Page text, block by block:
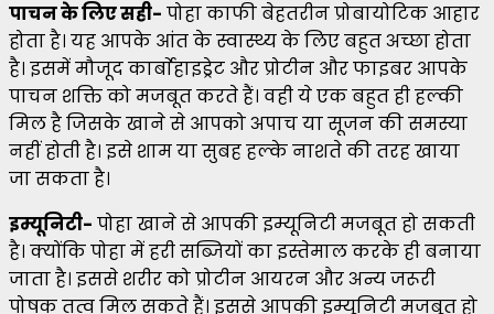
पाचन के लिए सही- पोहा काफी बेहतरीन प्रोबायोटिक आहार
होता है। यह आपके आंत के स्वास्थ्य के लिए बहुत अच्छा होता
है। इसमें मौजूद कार्बाेहाइड्रेट और प्रोटीन और फाइबर आपके
पाचन शक्ति को मजबूत करते हैं। वही ये एक बहुत ही हल्की
मिल है जिसके खाने से आपको अपाच या सूजन की समस्या
नहीं होती है। इसे शाम या सुबह हल्के नाशते की तरह खाया
जा सकता है।
इम्यूनिटी- पोहा खाने से आपकी इम्यूनिटी मजबूत हो सकती
है। क्योंकि पोहा में हरी सब्जियों का इस्तेमाल करके ही बनाया
जाता है। इससे शरीर को प्रोटीन आयरन और अन्य जरूरी
पोषक तत्व मिल सकते हैं। इससे आपकी इम्यूनिटी मजबूत हो